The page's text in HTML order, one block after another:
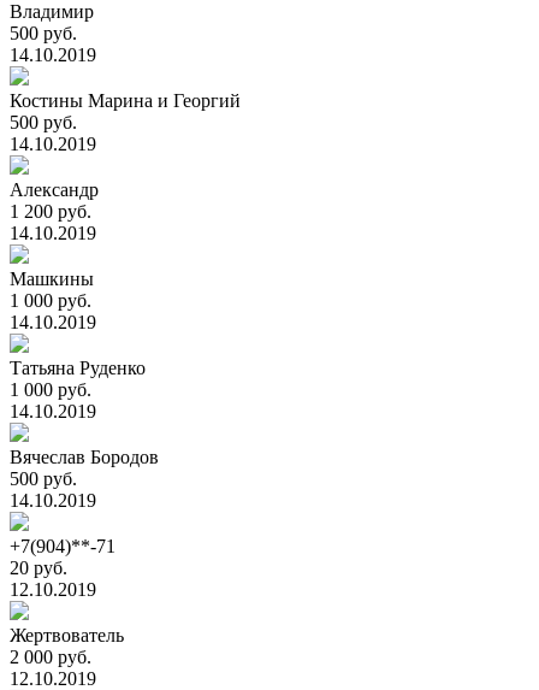
Владимир
500 руб.
14.10.2019
Костины Марина и Георгий
500 руб.
14.10.2019
Александр
1 200 руб.
14.10.2019
Машкины
1 000 руб.
14.10.2019
Татьяна Руденко
1 000 руб.
14.10.2019
Вячеслав Бородов
500 руб.
14.10.2019
+7(904)**-71
20 руб.
12.10.2019
Жертвователь
2 000 руб.
12.10.2019